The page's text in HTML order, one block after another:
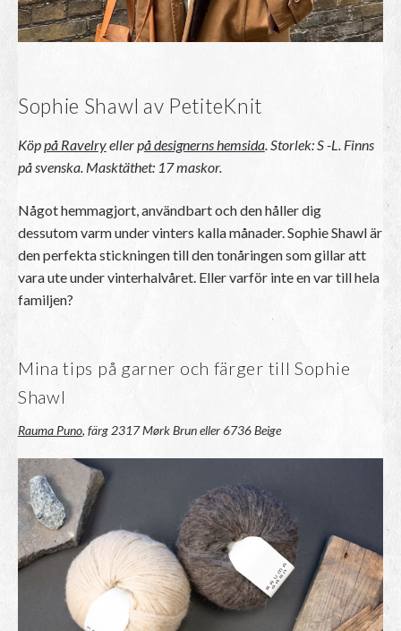
Sophie Shawl av PetiteKnit
Köppå Ravelryellerpå designerns hemsida.Storlek: S -L. Finns
på svenska. Masktäthet: 17 maskor.
Något hemmagjort, användbart och den håller dig
dessutom varm under vinters kalla månader. Sophie Shawl är
den perfekta stickningen till den tonåringen som gillar att
vara ute under vinterhalvåret. Eller varför inte en var till hela
familjen?
Mina tips på garner och färger till Sophie
Shawl
Rauma Puno, färg 2317 Mørk Brun eller 6736 Beige